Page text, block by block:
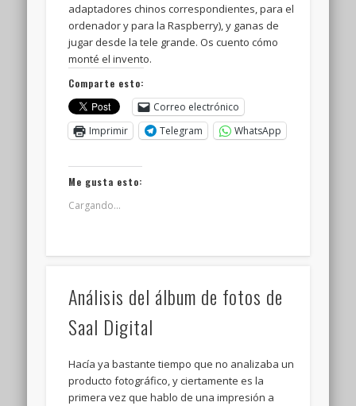
adaptadores chinos correspondientes, para el
ordenador y para la Raspberry), y ganas de
jugar desde la tele grande. Os cuento cómo
monté el invento.
Comparte esto:
Correo electrónico
Imprimir
Telegram WhatsApp
Me gusta esto:
Cargando...
Análisis del álbum de fotos de
Saal Digital
Hacía ya bastante tiempo que no analizaba un
producto fotográfico, y ciertamente es la
primera vez que hablo de una impresión a